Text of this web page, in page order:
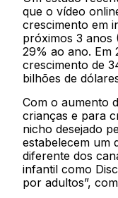
que o vídeo
crescimento em
próximos 3 anos
29% ao ano. Em
crescimento de
bilhões de
Com o aumento
crianças e para
nicho desejado
estabelecem um
diferente dos
infantil como
por adultos”,